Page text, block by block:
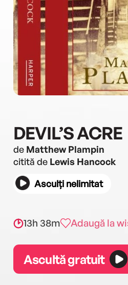
DEVIL’S ACRE
de Matthew Plampin
citită de Lewis Hancock
Asculți nelimitat
13h 38m Adaugă la
Ascultă gratuit